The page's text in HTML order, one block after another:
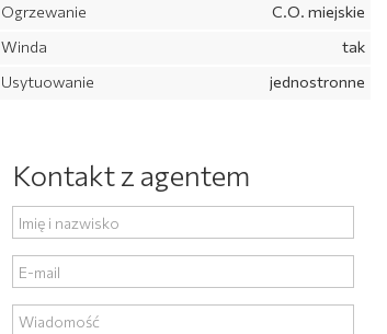
Ogrzewanie
C.O. miejskie
Winda
tak
Usytuowanie
jednostronne
Kontakt z agentem